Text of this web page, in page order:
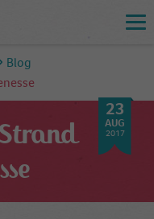
Blog
23
AUG
2017